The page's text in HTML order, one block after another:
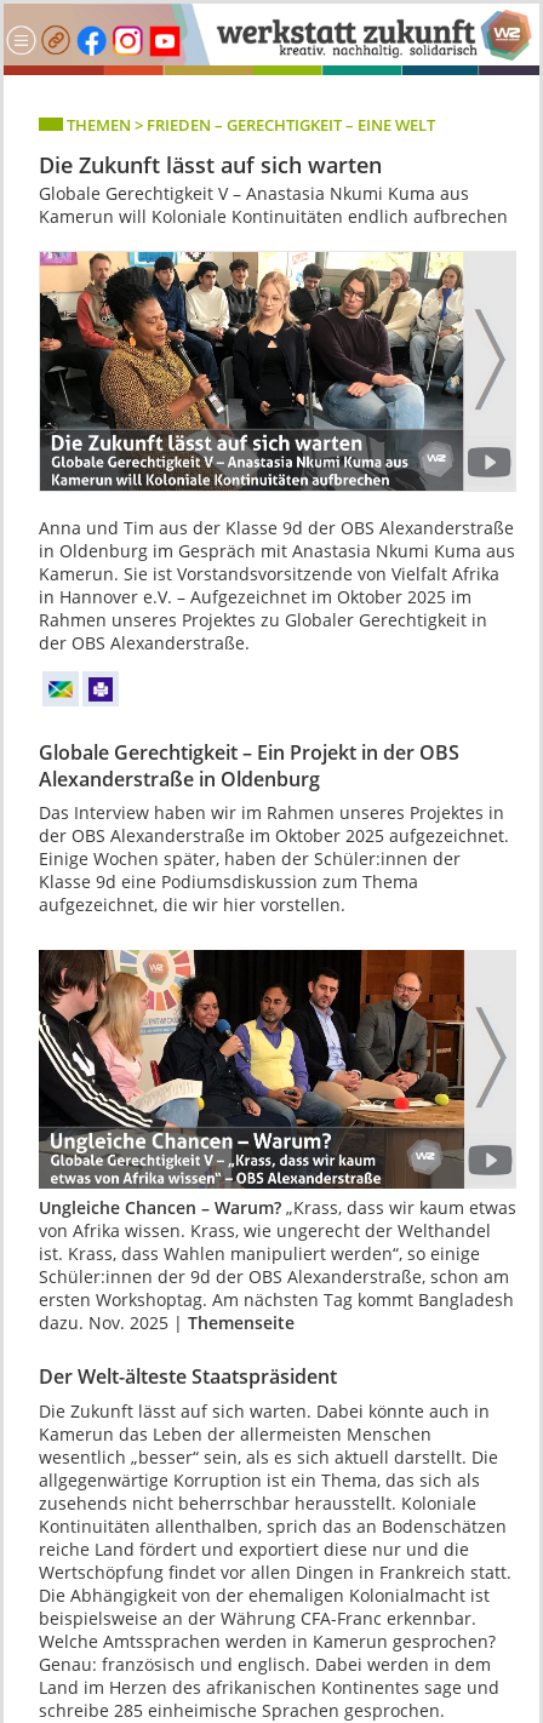
THEMEN > FRIEDEN – GERECHTIGKEIT – EINE WELT
Die Zukunft lässt auf sich warten
Globale Gerechtigkeit V – Anastasia Nkumi Kuma aus
Kamerun will Koloniale Kontinuitäten endlich aufbrechen
Anna und Tim aus der Klasse 9d der OBS Alexanderstraße
in Oldenburg im Gespräch mit Anastasia Nkumi Kuma aus
Kamerun. Sie ist Vorstandsvorsitzende von Vielfalt Afrika
in Hannover e.V. – Aufgezeichnet im Oktober 2025 im
Rahmen unseres Projektes zu Globaler Gerechtigkeit in
der OBS Alexanderstraße.
Globale Gerechtigkeit – Ein Projekt in der OBS
Alexanderstraße in Oldenburg
Das Interview haben wir im Rahmen unseres Projektes in
der OBS Alexanderstraße im Oktober 2025 aufgezeichnet.
Einige Wochen später, haben der Schüler:innen der
Klasse 9d eine Podiumsdiskussion zum Thema
aufgezeichnet, die wir hier vorstellen.
Ungleiche Chancen – Warum?„Krass, dass wir kaum etwas
von Afrika wissen. Krass, wie unge­recht der Welthandel
ist. Krass, dass Wahlen mani­puliert werden“, so einige
Schüler:innen der 9d der OBS Alexanderstraße, schon am
ersten Workshoptag. Am nächsten Tag kommt Bangladesh
dazu. Nov. 2025 | Themenseite
Der Welt-älteste Staatspräsident
Die Zukunft lässt auf sich warten. Dabei könnte auch in
Kamerun das Leben der allermeisten Menschen
wesentlich „besser“ sein, als es sich aktuell darstellt. Die
allgegenwärtige Korruption ist ein Thema, das sich als
zusehends nicht beherrschbar herausstellt. Koloniale
Kontinuitäten allenthalben, sprich das an Bodenschätzen
reiche Land fördert und exportiert diese nur und die
Wertschöpfung findet vor allen Dingen in Frankreich statt.
Die Abhängigkeit von der ehemaligen Kolonialmacht ist
beispielsweise an der Währung CFA-Franc erkennbar.
Welche Amtssprachen werden in Kamerun gesprochen?
Genau: französisch und englisch. Dabei werden in dem
Land im Herzen des afrikanischen Kontinentes sage und
schreibe 285 einheimische Sprachen gesprochen.